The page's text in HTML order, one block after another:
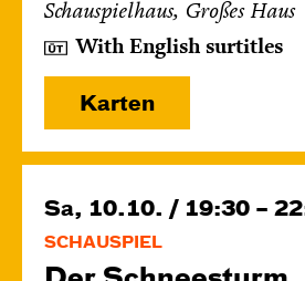
Schauspielhaus, Großes Haus
With English surtitles
Karten
Sa, 10.10. / 19:30 –
SCHAUSPIEL